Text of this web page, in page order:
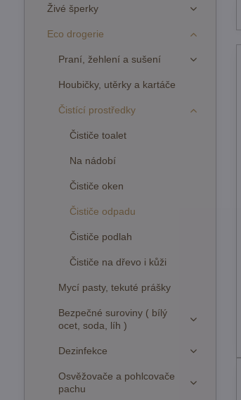
Živé šperky
Eco drogerie
Praní, žehlení a sušení
Houbičky, utěrky a kartáče
Čistící prostředky
Čističe toalet
Na nádobí
Čističe oken
Čističe odpadu
Čističe podlah
Čističe na dřevo i kůži
Mycí pasty, tekuté prášky
Bezpečné suroviny ( bílý
ocet, soda, líh )
Dezinfekce
Osvěžovače a pohlcovače
pachu